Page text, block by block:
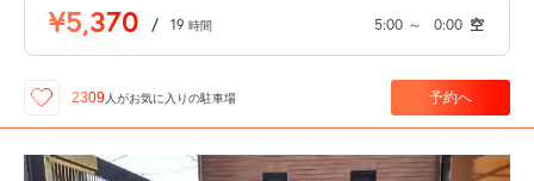
¥5,370 / 19 時間 5:00 ～ 0:00 空
2309 人がお気に入りの駐車場 予約へ